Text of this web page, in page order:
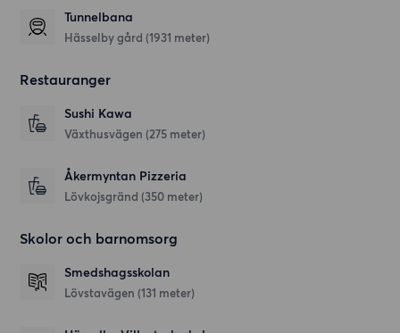
Tunnelbana
Hässelby gård (1931 meter)
Restauranger
Sushi Kawa
Växthusvägen (275 meter)
Åkermyntan Pizzeria
Lövkojsgränd (350 meter)
Skolor och barnomsorg
Smedshagsskolan
Lövstavägen (131 meter)